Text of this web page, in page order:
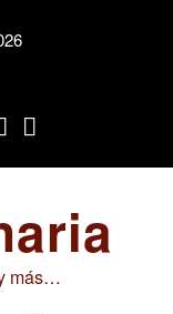
más…